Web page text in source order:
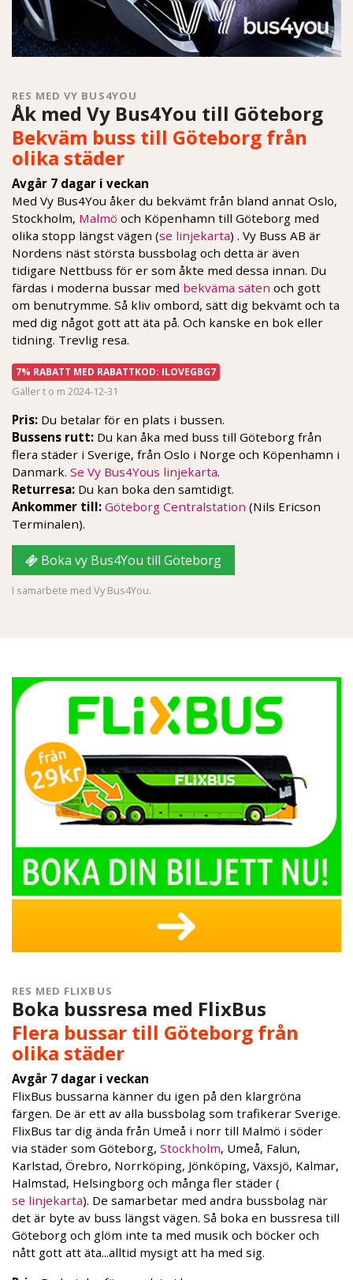
RES MED VY BUS4YOU
Åk med Vy Bus4You till Göteborg
Bekväm buss till Göteborg från
olika städer
Avgår 7 dagar i veckan
Med Vy Bus4You åker du bekvämt från bland annat Oslo,
Stockholm, Malmö och Köpenhamn till Göteborg med
olika stopp längst vägen (se linjekarta) . Vy Buss AB är
Nordens näst största bussbolag och detta är även
tidigare Nettbuss för er som åkte med dessa innan. Du
färdas i moderna bussar med bekväma säten och gott
om benutrymme. Så kliv ombord, sätt dig bekvämt och ta
med dig något gott att äta på. Och kanske en bok eller
tidning. Trevlig resa.
7% RABATT MED RABATTKOD: ILOVEGBG7
Gäller t o m 2024-12-31
Pris: Du betalar för en plats i bussen.
Bussens rutt: Du kan åka med buss till Göteborg från
flera städer i Sverige, från Oslo i Norge och Köpenhamn i
Danmark. Se Vy Bus4Yous linjekarta.
Returresa: Du kan boka den samtidigt.
Ankommer till: Göteborg Centralstation (Nils Ericson
Terminalen).
Boka vy Bus4You till Göteborg
I samarbete med Vy Bus4You.
RES MED FLIXBUS
Boka bussresa med FlixBus
Flera bussar till Göteborg från
olika städer
Avgår 7 dagar i veckan
FlixBus bussarna känner du igen på den klargröna
färgen. De är ett av alla bussbolag som trafikerar Sverige.
FlixBus tar dig ända från Umeå i norr till Malmö i söder
via städer som Göteborg, Stockholm, Umeå, Falun,
Karlstad, Örebro, Norrköping, Jönköping, Växsjö, Kalmar,
Halmstad, Helsingborg och många fler städer (
se linjekarta). De samarbetar med andra bussbolag när
det är byte av buss längst vägen. Så boka en bussresa till
Göteborg och glöm inte ta med musik och böcker och
nått gott att äta...alltid mysigt att ha med sig.